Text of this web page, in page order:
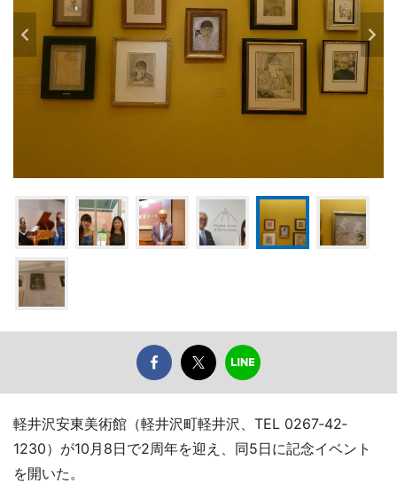
軽井沢安東美術館（軽井沢町軽井沢、TEL 0267‐42‐
1230）が10月8日で2周年を迎え、同5日に記念イベント
を開いた。